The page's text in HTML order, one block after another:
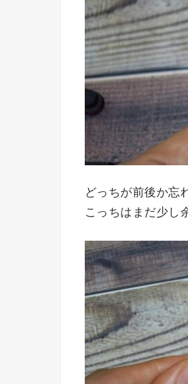
どっちが前後か忘
こっちはまだ少し